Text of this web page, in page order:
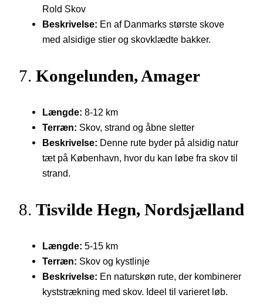
Rold Skov
Beskrivelse: En af Danmarks største skove
med alsidige stier og skovklædte bakker.
7. Kongelunden, Amager
Længde: 8-12 km
Terræn: Skov, strand og åbne sletter
Beskrivelse: Denne rute byder på alsidig natur
tæt på København, hvor du kan løbe fra skov til
strand.
8. Tisvilde Hegn, Nordsjælland
Længde: 5-15 km
Terræn: Skov og kystlinje
Beskrivelse: En naturskøn rute, der kombinerer
kyststrækning med skov. Ideel til varieret løb.